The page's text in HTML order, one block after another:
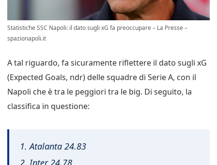
Statistiche SSC Napoli: il dato sugli xG fa preoccupare – La Presse –
spazionapoli.it
A tal riguardo, fa sicuramente riflettere il dato sugli xG
(Expected Goals, ndr) delle squadre di Serie A, con il
Napoli che è tra le peggiori tra le big. Di seguito, la
classifica in questione:
1. Atalanta 24.83
2. Inter 24.78